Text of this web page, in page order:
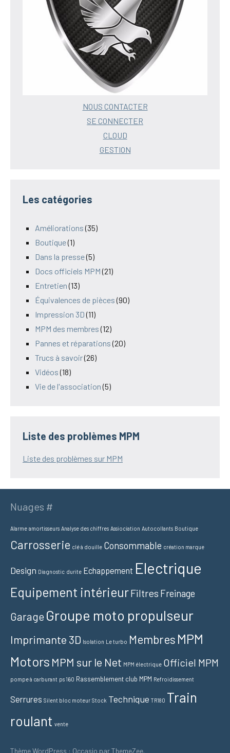
NOUS CONTACTER
SE CONNECTER
CLOUD
GESTION
Les catégories
Améliorations(35)
Boutique(1)
Dans la presse(5)
Docs officiels MPM(21)
Entretien(13)
Équivalences de pièces(90)
Impression 3D(11)
MPM des membres(12)
Pannes et réparations(20)
Trucs à savoir(26)
Vidéos(18)
Vie de l'association(5)
Liste des problèmes MPM
Liste des problèmes sur MPM
Nuages #
Alarme amortisseurs Analyse des chiffres Assiociation Autocollants Boutique
Carrosserie clé à douille Consommable création marque
Design Diagnostic durite Echappement Electrique
Equipement intérieurFiltres Freinage
Garage Groupe moto propulseur
Imprimante 3D Isolation Le turbo Membres MPM
Motors MPM sur le Net MPM électrique Officiel MPM
pompe à carburant ps 160 Rassemblement club MPM Refroidissement
Serrures Silent bloc moteur Stock Technique TR180 Train
roulant vente
Thème WordPress : Occasio par ThemeZee.